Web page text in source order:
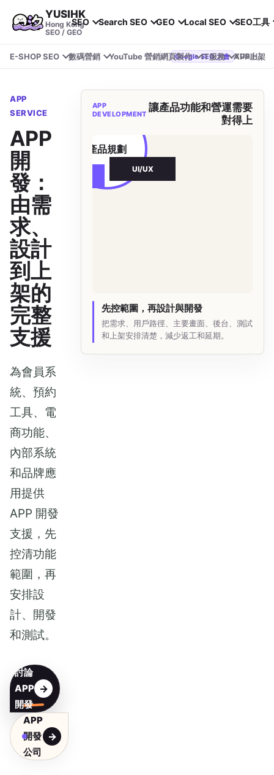
YUSIHK
Hong Kong
SEO / GEO
SEO Search SEO GEO Local SEO SEO工具
E-SHOP SEO 數碼營銷 YouTube 營銷網頁製作 IT服務 APP上架
Google SEO 大會 YUSIHK 近期參加 Google Search Central Live
APP
SERVICE
APP
開
發：
由需
求、
設計
到上
架的
完整
支援
為會員系
統、預約
工具、電
商功能、
內部系統
和品牌應
用提供
APP 開發
支援，先
控清功能
範圍，再
安排設
計、開發
和測試。
討論
APP
開發
APP
開發
公司
APP
DEVELOPMENT
讓產品功能和營運需要
對得上
產品規劃
UI/UX
測試
先控範圍，再設計與開發
把需求、用戶路徑、主要畫面、後台、測試
和上架安排清楚，減少返工和延期。